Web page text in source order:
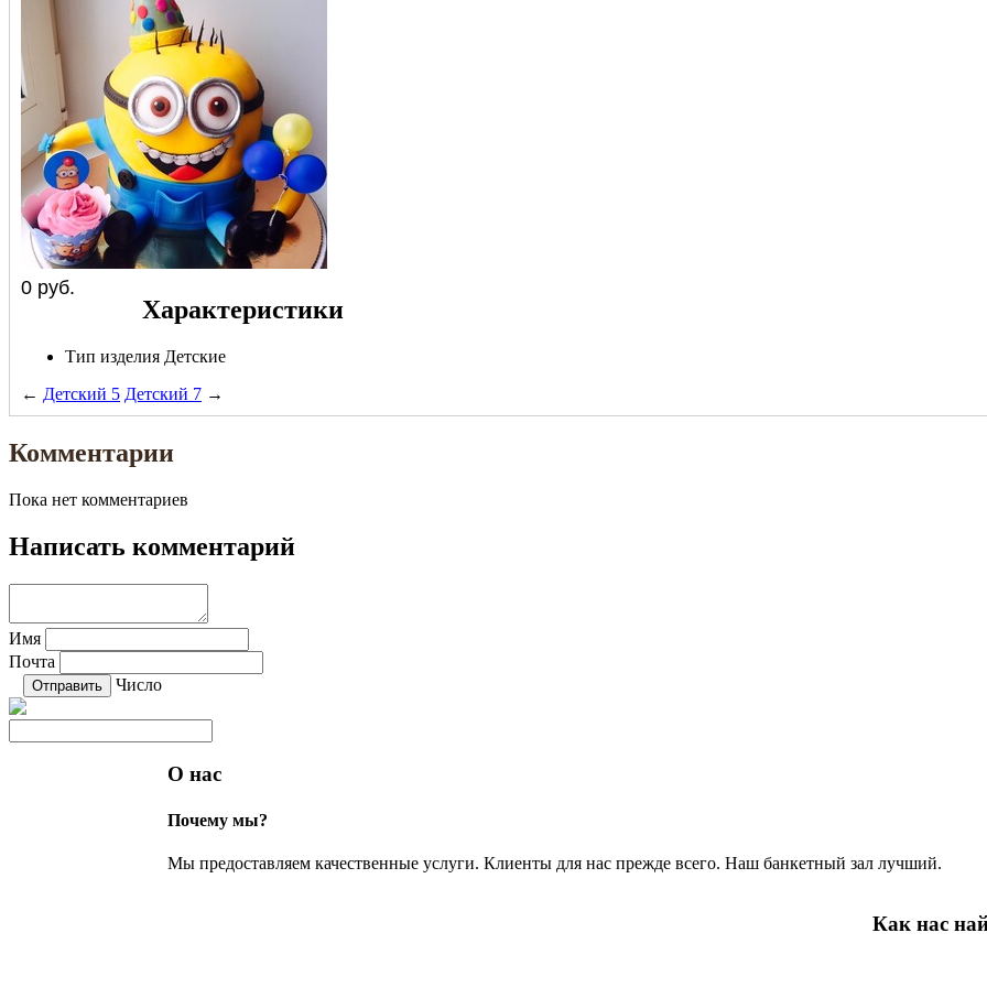
0 руб.
Характеристики
Тип изделия Детские
← Детский 5 Детский 7 →
Комментарии
Пока нет комментариев
Написать комментарий
Имя
Почта
Число
О нас
Почему мы?
Мы предоставляем качественные услуги. Клиенты для нас прежде всего. Наш банкетный зал лучший.
Как нас